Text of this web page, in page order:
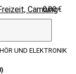
0,00 €
UND ELEKTRONIK